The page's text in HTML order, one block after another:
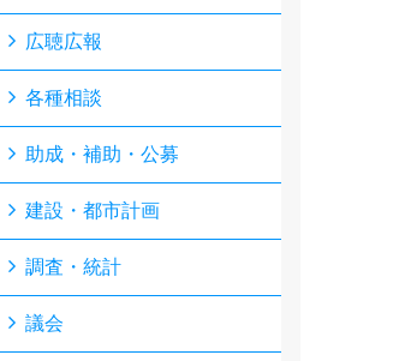
広聴広報
各種相談
助成・補助・公募
建設・都市計画
調査・統計
議会